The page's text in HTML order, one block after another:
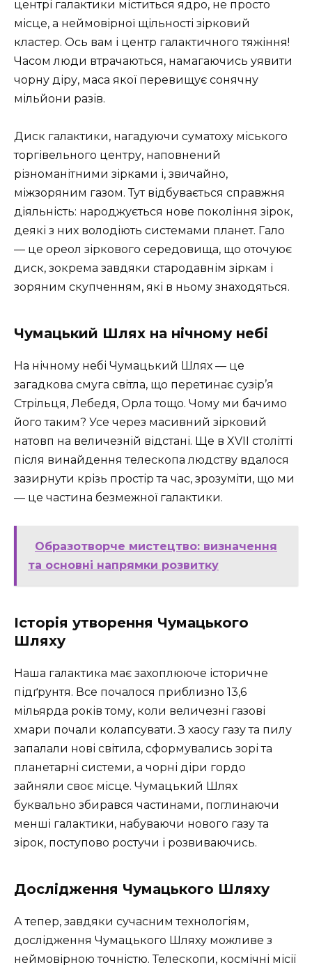
центрі галактики міститься ядро, не просто
місце, а неймовірної щільності зірковий
кластер. Ось вам і центр галактичного тяжіння!
Часом люди втрачаються, намагаючись уявити
чорну діру, маса якої перевищує сонячну
мільйони разів.
Диск галактики, нагадуючи суматоху міського
торгівельного центру, наповнений
різноманітними зірками і, звичайно,
міжзоряним газом. Тут відбувається справжня
діяльність: народжується нове покоління зірок,
деякі з них володіють системами планет. Гало
— це ореол зіркового середовища, що оточуює
диск, зокрема завдяки стародавнім зіркам і
зоряним скупченням, які в ньому знаходяться.
Чумацький Шлях на нічному небі
На нічному небі Чумацький Шлях — це
загадкова смуга світла, що перетинає сузір’я
Стрільця, Лебедя, Орла тощо. Чому ми бачимо
його таким? Усе через масивний зірковий
натовп на величезній відстані. Ще в XVII столітті
після винайдення телескопа людству вдалося
зазирнути крізь простір та час, зрозуміти, що ми
— це частина безмежної галактики.
Образотворче мистецтво: визначення
та основні напрямки розвитку
Історія утворення Чумацького
Шляху
Наша галактика має захоплююче історичне
підґрунтя. Все почалося приблизно 13,6
мільярда років тому, коли величезні газові
хмари почали колапсувати. З хаосу газу та пилу
запалали нові світила, сформувались зорі та
планетарні системи, а чорні діри гордо
зайняли своє місце. Чумацький Шлях
буквально збирався частинами, поглинаючи
менші галактики, набуваючи нового газу та
зірок, поступово ростучи і розвиваючись.
Дослідження Чумацького Шляху
А тепер, завдяки сучасним технологіям,
дослідження Чумацького Шляху можливе з
неймовірною точністю. Телескопи, космічні місії